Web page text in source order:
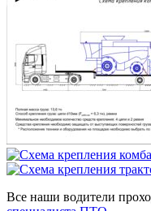
Все наши водители